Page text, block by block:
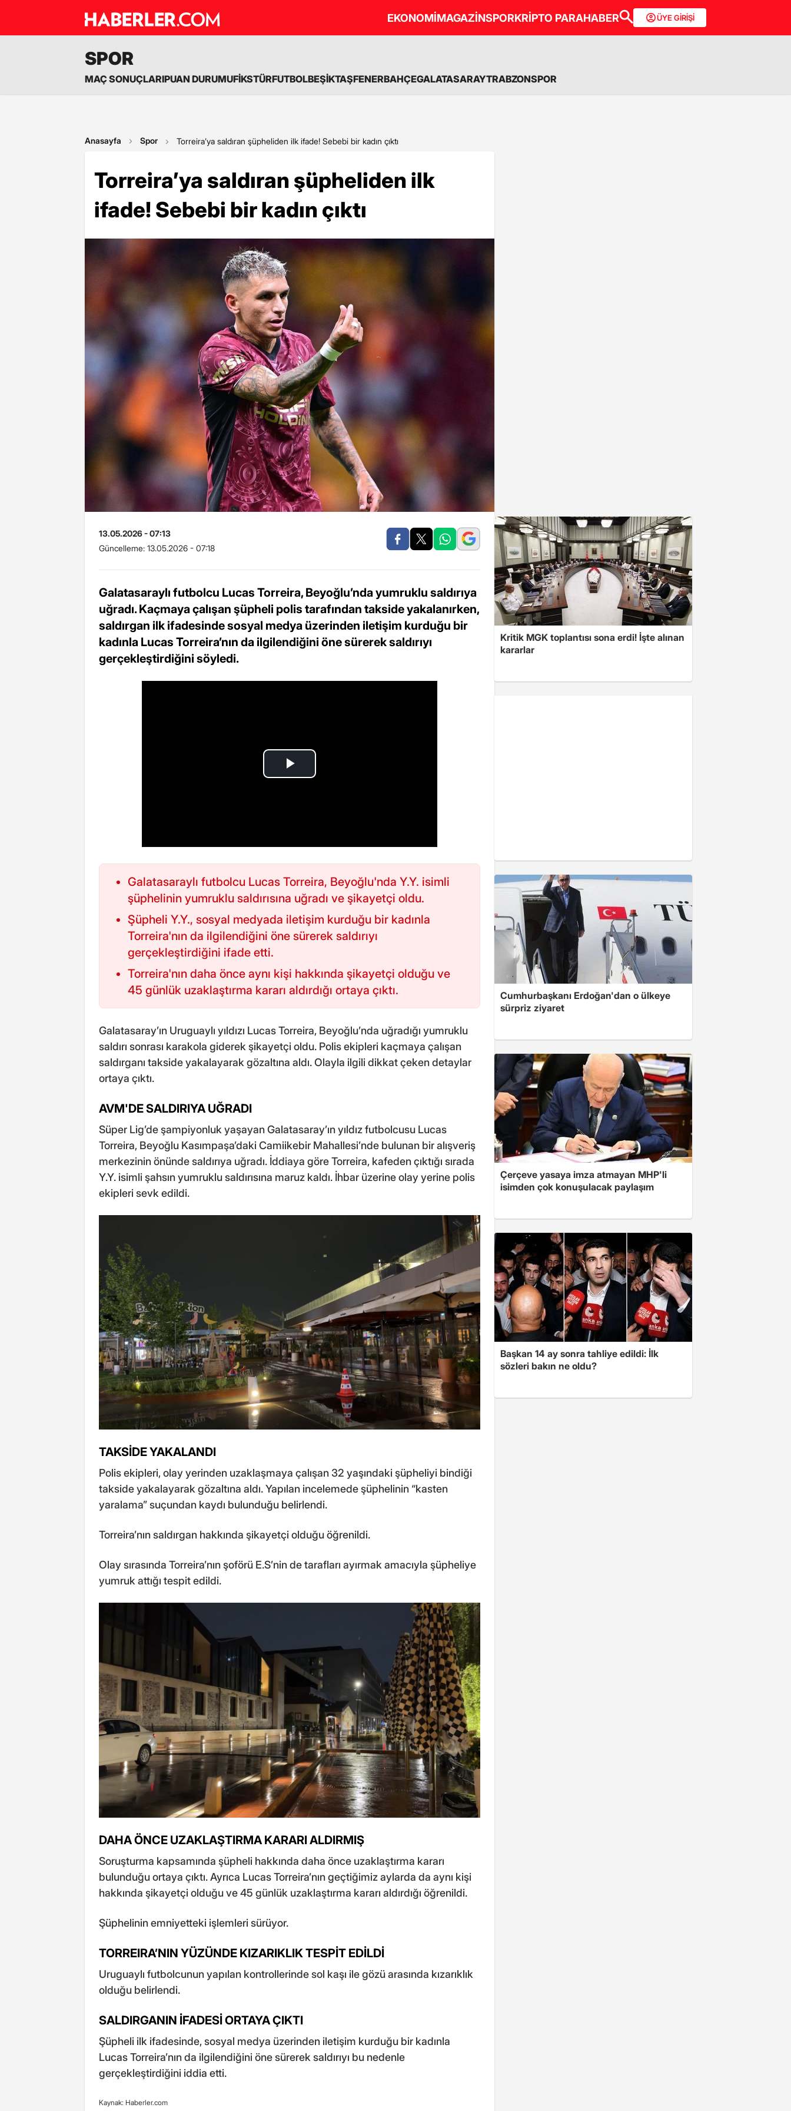
EKONOMİMAGAZİNSPORKRİPTO PARAHABER ÜYE GİRİŞİ
SPOR
MAÇ SONUÇLARIPUAN DURUMUFİKSTÜRFUTBOLBEŞİKTAŞFENERBAHÇEGALATASARAYTRABZONSPOR
Anasayfa Spor Torreira’ya saldıran şüpheliden ilk ifade! Sebebi bir kadın çıktı
Torreira’ya saldıran şüpheliden ilk
ifade! Sebebi bir kadın çıktı
13.05.2026 - 07:13
Güncelleme: 13.05.2026 - 07:18
Galatasaraylı futbolcu Lucas Torreira, Beyoğlu’nda yumruklu saldırıya
uğradı. Kaçmaya çalışan şüpheli polis tarafından takside yakalanırken,
saldırgan ilk ifadesinde sosyal medya üzerinden iletişim kurduğu bir
kadınla Lucas Torreira’nın da ilgilendiğini öne sürerek saldırıyı
gerçekleştirdiğini söyledi.
Galatasaraylı futbolcu Lucas Torreira, Beyoğlu'nda Y.Y. isimli
şüphelinin yumruklu saldırısına uğradı ve şikayetçi oldu.
Şüpheli Y.Y., sosyal medyada iletişim kurduğu bir kadınla
Torreira'nın da ilgilendiğini öne sürerek saldırıyı
gerçekleştirdiğini ifade etti.
Torreira'nın daha önce aynı kişi hakkında şikayetçi olduğu ve
45 günlük uzaklaştırma kararı aldırdığı ortaya çıktı.
Galatasaray’ın Uruguaylı yıldızı Lucas Torreira, Beyoğlu’nda uğradığı yumruklu
saldırı sonrası karakola giderek şikayetçi oldu. Polis ekipleri kaçmaya çalışan
saldırganı takside yakalayarak gözaltına aldı. Olayla ilgili dikkat çeken detaylar
ortaya çıktı.
AVM'DE SALDIRIYA UĞRADI
Süper Lig’de şampiyonluk yaşayan Galatasaray’ın yıldız futbolcusu Lucas
Torreira, Beyoğlu Kasımpaşa’daki Camiikebir Mahallesi’nde bulunan bir alışveriş
merkezinin önünde saldırıya uğradı. İddiaya göre Torreira, kafeden çıktığı sırada
Y.Y. isimli şahsın yumruklu saldırısına maruz kaldı. İhbar üzerine olay yerine polis
ekipleri sevk edildi.
TAKSİDE YAKALANDI
Polis ekipleri, olay yerinden uzaklaşmaya çalışan 32 yaşındaki şüpheliyi bindiği
takside yakalayarak gözaltına aldı. Yapılan incelemede şüphelinin “kasten
yaralama” suçundan kaydı bulunduğu belirlendi.
Torreira’nın saldırgan hakkında şikayetçi olduğu öğrenildi.
Olay sırasında Torreira’nın şoförü E.S’nin de tarafları ayırmak amacıyla şüpheliye
yumruk attığı tespit edildi.
DAHA ÖNCE UZAKLAŞTIRMA KARARI ALDIRMIŞ
Soruşturma kapsamında şüpheli hakkında daha önce uzaklaştırma kararı
bulunduğu ortaya çıktı. Ayrıca Lucas Torreira’nın geçtiğimiz aylarda da aynı kişi
hakkında şikayetçi olduğu ve 45 günlük uzaklaştırma kararı aldırdığı öğrenildi.
Şüphelinin emniyetteki işlemleri sürüyor.
TORREIRA’NIN YÜZÜNDE KIZARIKLIK TESPİT EDİLDİ
Uruguaylı futbolcunun yapılan kontrollerinde sol kaşı ile gözü arasında kızarıklık
olduğu belirlendi.
SALDIRGANIN İFADESİ ORTAYA ÇIKTI
Şüpheli ilk ifadesinde, sosyal medya üzerinden iletişim kurduğu bir kadınla
Lucas Torreira’nın da ilgilendiğini öne sürerek saldırıyı bu nedenle
gerçekleştirdiğini iddia etti.
Kaynak: Haberler.com
Kritik MGK toplantısı sona erdi! İşte alınan
kararlar
Cumhurbaşkanı Erdoğan'dan o ülkeye
sürpriz ziyaret
Çerçeve yasaya imza atmayan MHP'li
isimden çok konuşulacak paylaşım
Başkan 14 ay sonra tahliye edildi: İlk
sözleri bakın ne oldu?